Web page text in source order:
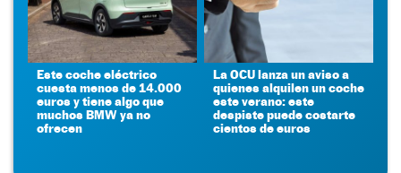
Este coche eléctrico
cuesta menos de 14.000
euros y tiene algo que
muchos BMW ya no
ofrecen
La OCU lanza un aviso a
quienes alquilen un coche
este verano: este
despiste puede costarte
cientos de euros